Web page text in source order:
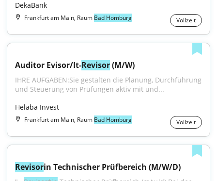
DekaBank
Frankfurt am Main, Raum Bad Homburg Vollzeit
Auditor Evisor/It-Revisor (M/W)
IHRE AUFGABEN:Sie gestalten die Planung, Durchführung
und Steuerung von Prüfungen aktiv mit und...
Helaba Invest
Frankfurt am Main, Raum Bad Homburg Vollzeit
Revisorin Technischer Prüfbereich (M/W/D)